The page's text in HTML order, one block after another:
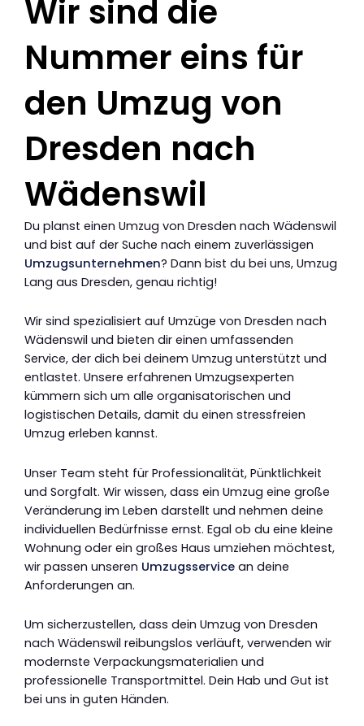
Wir sind die
Nummer eins für
den Umzug von
Dresden nach
Wädenswil
Du planst einen Umzug von Dresden nach Wädenswil
und bist auf der Suche nach einem zuverlässigen
Umzugsunternehmen? Dann bist du bei uns, Umzug
Lang aus Dresden, genau richtig!
Wir sind spezialisiert auf Umzüge von Dresden nach
Wädenswil und bieten dir einen umfassenden
Service, der dich bei deinem Umzug unterstützt und
entlastet. Unsere erfahrenen Umzugsexperten
kümmern sich um alle organisatorischen und
logistischen Details, damit du einen stressfreien
Umzug erleben kannst.
Unser Team steht für Professionalität, Pünktlichkeit
und Sorgfalt. Wir wissen, dass ein Umzug eine große
Veränderung im Leben darstellt und nehmen deine
individuellen Bedürfnisse ernst. Egal ob du eine kleine
Wohnung oder ein großes Haus umziehen möchtest,
wir passen unseren Umzugsservice an deine
Anforderungen an.
Um sicherzustellen, dass dein Umzug von Dresden
nach Wädenswil reibungslos verläuft, verwenden wir
modernste Verpackungsmaterialien und
professionelle Transportmittel. Dein Hab und Gut ist
bei uns in guten Händen.